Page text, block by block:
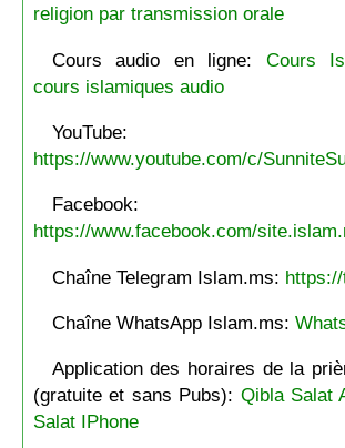
religion par transmission orale
Cours audio en ligne: Cours
cours islamiques audio
YouTube:
https://www.youtube.com/c/
Facebook:
https://www.facebook.com/
Chaîne Telegram Islam.ms:
Chaîne WhatsApp Islam.ms:
Application des horaires de la
(gratuite et sans Pubs): Qibla Salat
Salat IPhone